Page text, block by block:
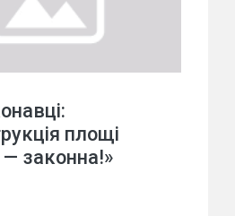
площі
— законна!»